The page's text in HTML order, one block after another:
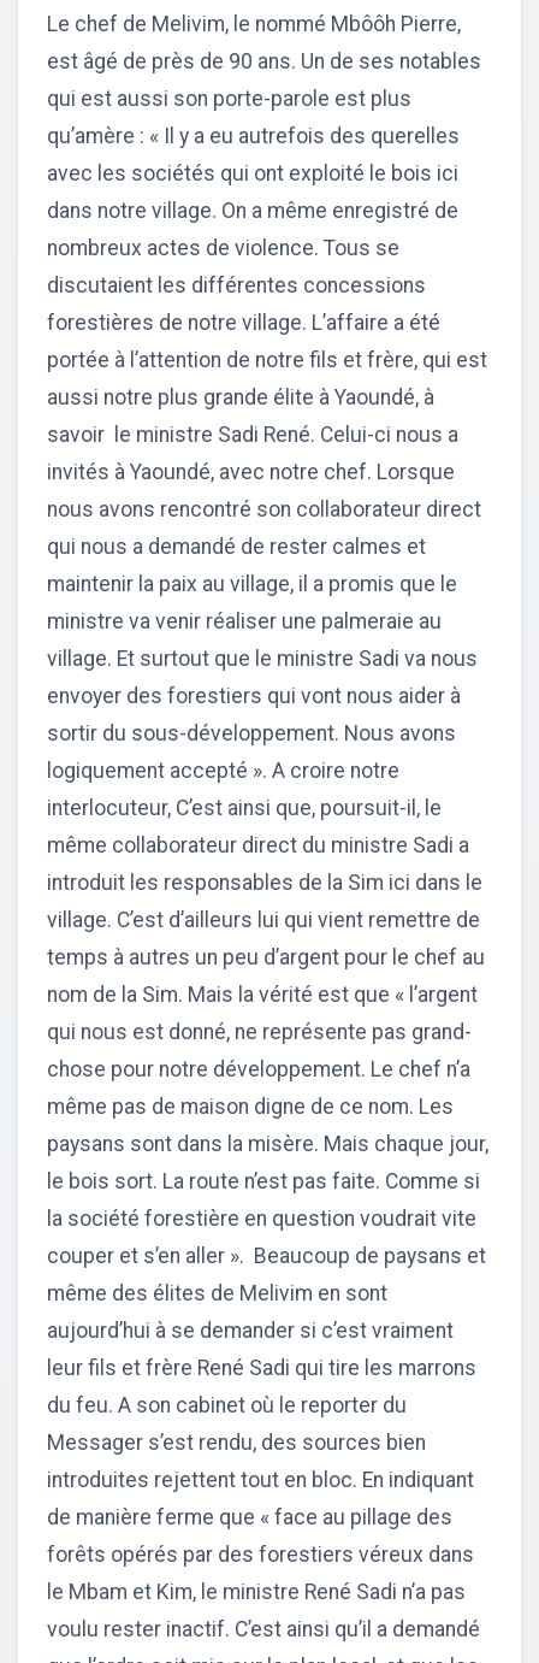
Le chef de Melivim, le nommé Mbôôh Pierre,
est âgé de près de 90 ans. Un de ses notables
qui est aussi son porte-parole est plus
qu’amère : « Il y a eu autrefois des querelles
avec les sociétés qui ont exploité le bois ici
dans notre village. On a même enregistré de
nombreux actes de violence. Tous se
discutaient les différentes concessions
forestières de notre village. L’affaire a été
portée à l’attention de notre fils et frère, qui est
aussi notre plus grande élite à Yaoundé, à
savoir le ministre Sadi René. Celui-ci nous a
invités à Yaoundé, avec notre chef. Lorsque
nous avons rencontré son collaborateur direct
qui nous a demandé de rester calmes et
maintenir la paix au village, il a promis que le
ministre va venir réaliser une palmeraie au
village. Et surtout que le ministre Sadi va nous
envoyer des forestiers qui vont nous aider à
sortir du sous-développement. Nous avons
logiquement accepté ». A croire notre
interlocuteur, C’est ainsi que, poursuit-il, le
même collaborateur direct du ministre Sadi a
introduit les responsables de la Sim ici dans le
village. C’est d’ailleurs lui qui vient remettre de
temps à autres un peu d’argent pour le chef au
nom de la Sim. Mais la vérité est que « l’argent
qui nous est donné, ne représente pas grand-
chose pour notre développement. Le chef n’a
même pas de maison digne de ce nom. Les
paysans sont dans la misère. Mais chaque jour,
le bois sort. La route n’est pas faite. Comme si
la société forestière en question voudrait vite
couper et s’en aller ». Beaucoup de paysans et
même des élites de Melivim en sont
aujourd’hui à se demander si c’est vraiment
leur fils et frère René Sadi qui tire les marrons
du feu. A son cabinet où le reporter du
Messager s’est rendu, des sources bien
introduites rejettent tout en bloc. En indiquant
de manière ferme que « face au pillage des
forêts opérés par des forestiers véreux dans
le Mbam et Kim, le ministre René Sadi n’a pas
voulu rester inactif. C’est ainsi qu’il a demandé